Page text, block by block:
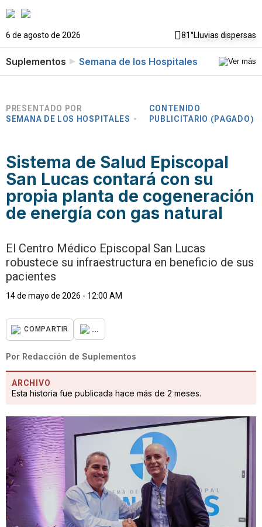
6 de agosto de 2026 81°Lluvias dispersas
Suplementos Semana de los Hospitales
PRESENTADO POR
SEMANA DE LOS HOSPITALES
CONTENIDO
PUBLICITARIO (PAGADO)
Sistema de Salud Episcopal
San Lucas contará con su
propia planta de cogeneración
de energía con gas natural
El Centro Médico Episcopal San Lucas
robustece su infraestructura en beneficio de sus
pacientes
14 de mayo de 2026 - 12:00 AM
COMPARTIR ...
Por Redacción de Suplementos
ARCHIVO
Esta historia fue publicada hace más de 2 meses.